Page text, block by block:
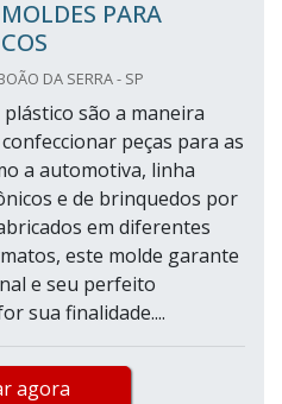
PARA
DA SERRA - SP
são a maneira
peças para as
a automotiva, linha
e de brinquedos por
em diferentes
este molde garante
e seu perfeito
sua finalidade....
agora